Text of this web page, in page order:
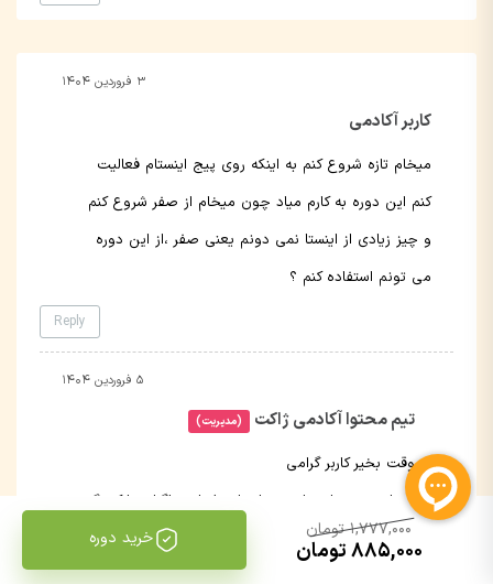
کاربر آکادمی
۳ فروردین ۱۴۰۴
Reply
میخام تازه شروع کنم به اینکه روی پیج اینستام فعالیت
کنم این دوره به کارم میاد چون میخام از صفر شروع کنم
و چیز زیادی از اینستا نمی دونم یعنی صفر ،از این دوره
می تونم استفاده کنم ؟
تیم محتوا آکادمی ژاکت (مدیریت)
۵ فروردین ۱۴۰۴
وقت بخیر کاربر گرامی
بله این دوره از مبانی و پایه اصول اینستاگرام مارکتینگ
را به شما آموزش خواهد داد.
1,777,000 تومان
885,000 تومان خرید دوره